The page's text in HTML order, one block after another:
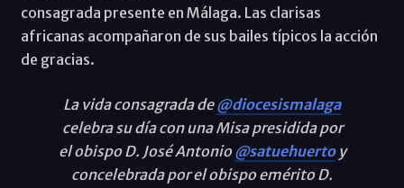
consagrada presente en Málaga. Las clarisas
africanas acompañaron de sus bailes típicos la acción
de gracias.
La vida consagrada de@diocesismalaga
celebra su día con una Misa presidida por
el obispo D. José Antonio @satuehuertoy
concelebrada por el obispo emérito D.